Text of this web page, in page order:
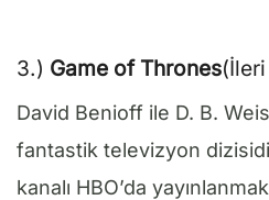
3.) Game of Thrones
David Benioff ile D. B.
fantastik televizyon
kanalı HBO’da